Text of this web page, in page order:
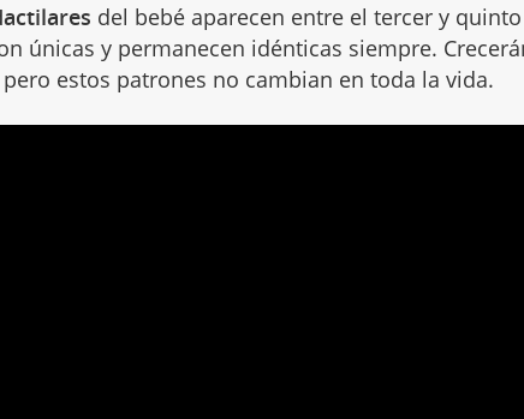
del bebé aparecen entre el tercer y
únicas y permanecen idénticas siempre.
estos patrones no cambian en toda la vida.